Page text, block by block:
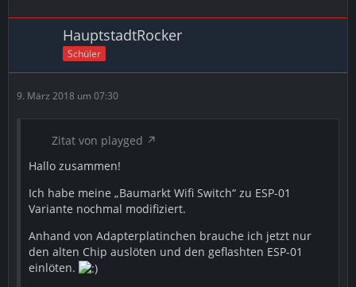
HauptstadtRocker
Schüler
9. März 2018 um 07:30
Zitat von playged
Hallo zusammen!
Ich habe meine „Baumarkt Wifi Switch“ zu ESP-01
Variante nochmal modifiziert.
Anhand von Adapterplatinchen brauche ich jetzt nur
den alten Chip auslöten und den geflashten ESP-01
einlöten.